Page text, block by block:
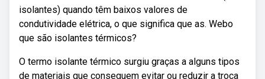
isolantes) quando têm baixos valores de
condutividade elétrica, o que significa que as. Webo
que são isolantes térmicos?
O termo isolante térmico surgiu graças a alguns tipos
de materiais que conseguem evitar ou reduzir a troca